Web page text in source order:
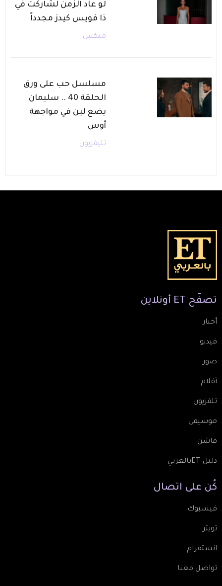
لو عاد الزمن لشاركت في
ذا فويس كيدز مجدداً
ميكس
مسلسل حب على ورق
الحلقة 40 .. سليمان
يضع لين في مواجهة
أوس
تليفزيون
تصفّح ET أونلاين
أخبار
فيديو
صور
أفلام
تلفزيون
موسيقى
فاشن
دليل ETبالعربي
كُن على اتصال
فيسبوك
تويتر
انستقرام
تواصل معنا